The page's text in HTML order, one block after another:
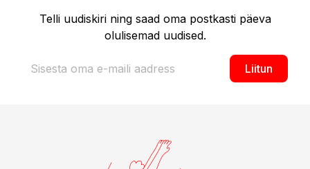
Telli uudiskiri ning saad oma postkasti päeva
olulisemad uudised.
Liitun